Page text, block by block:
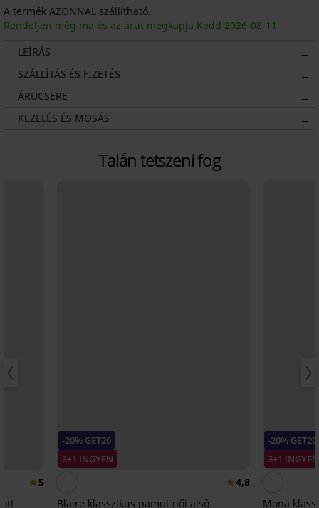
A termék AZONNAL szállítható.
Rendeljen még ma és az árut megkapja Kedd 2026-08-11
LEÍRÁS
SZÁLLÍTÁS ÉS FIZETÉS
ÁRUCSERE
KEZELÉS ÉS MOSÁS
Talán tetszeni fog
5
-20% GET20
3+1 INGYEN
4,8
Blaire klasszikus pamut női alsó
-20% GET20
3+1 INGYEN
Mona